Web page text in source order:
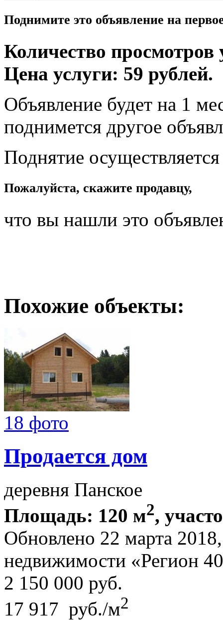
Поднимите это объявление на
Количество просмотров
Цена услуги: 59 рублей.
Объявление будет на 1
поднимется другое
Поднятие
Пожалуйста, скажите продавцу,
что вы нашли это
Похожие объекты:
18 фото
Продается дом
деревня Панское
Площадь: 120 м2,
Обновлено 22 марта
недвижимости «Регион
2 150 000 руб.
17 917 руб./м2